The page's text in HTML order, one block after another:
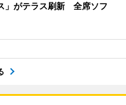
」がテラス刷新 全席ソフ